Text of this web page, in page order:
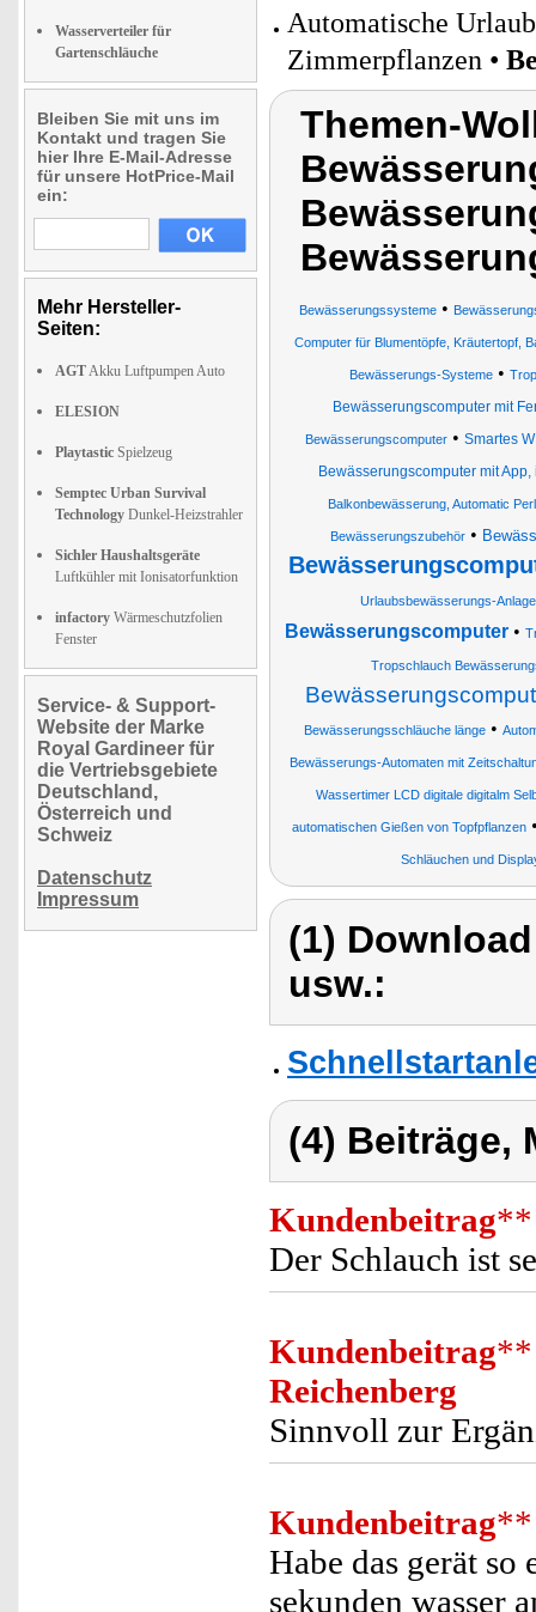
Wasserverteiler für
Gartenschläuche
Bleiben Sie mit uns im
Kontakt und tragen Sie
hier Ihre E-Mail-Adresse
für unsere HotPrice-Mail
ein:
Mehr Hersteller-
Seiten:
AGTAkku Luftpumpen Auto
ELESION
Playtastic Spielzeug
Semptec Urban Survival
Technology Dunkel-Heizstrahler
Sichler Haushaltsgeräte
Luftkühler mit Ionisatorfunktion
infactory Wärmeschutzfolien
Fenster
Service- & Support-
Website der Marke
Royal Gardineer für
die Vertriebsgebiete
Deutschland,
Österreich und
Schweiz
Datenschutz
Impressum
Automatische
Zimmerpflanzen •
Themen-
Bewässerungssysteme •
Computer für Blumentöpfe, Kräutertopf,
Bewässerungs-Systeme•
Bewässerungscomputer mit
Bewässerungscomputer• Smartes
Bewässerungscomputer mit
Balkonbewässerung, Automatic
Bewässerungszubehör•
Urlaubsbewässerungs-
Bewässerungscomputer•
Tropschlauch
Bewässerungsschläuche länge •
Bewässerungs-Automaten mit
Wassertimer LCD digitale digitalm
automatischen Gießen von Topfpflanzen
Schläuchen und
(1)
usw.:
(4) Beiträge,
Kundenbeitrag**
Der Schlauch ist
Kundenbeitrag**
Reichenberg
Sinnvoll zur
Kundenbeitrag**
Habe das gerät so
sekunden wasser